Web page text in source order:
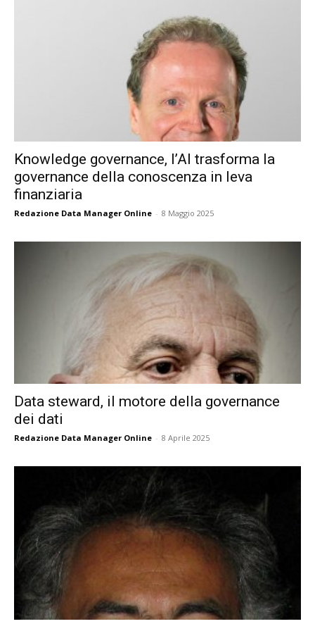
Knowledge governance, l’AI trasforma la
governance della conoscenza in leva
finanziaria
Redazione Data Manager Online - 8 Maggio 2025
Data steward, il motore della governance
dei dati
Redazione Data Manager Online - 8 Aprile 2025